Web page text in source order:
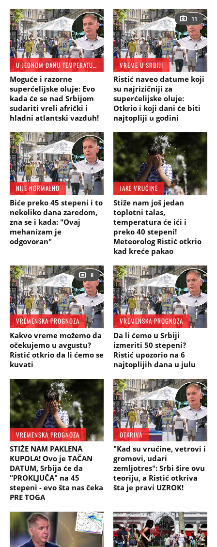
U JEDNOM DANU TEMPERATURA PADA ZA 15 STEPENI
Moguće i razorne
superćelijske oluje: Evo
kada će se nad Srbijom
sudariti vreli afrički i
hladni atlantski vazduh!
11
VREME U SRBIJI
Ristić naveo datume koji
su najrizičniji za
superćelijske oluje:
Otkrio i koji dani će biti
najtopliji u godini
NIJE NORMALNO
Biće preko 45 stepeni i to
nekoliko dana zaredom,
zna se i kada: "Ovaj
mehanizam je
odgovoran"
JAKE VRUĆINE
Stiže nam još jedan
toplotni talas,
temperatura će ići i
preko 40 stepeni!
Meteorolog Ristić otkrio
kad kreće pakao
8
VREMENSKA PROGNOZA
Kakvo vreme možemo da
očekujemo u avgustu?
Ristić otkrio da li ćemo se
kuvati
VREMENSKA PROGNOZA
Da li ćemo u Srbiji
izmeriti 50 stepeni?
Ristić upozorio na 6
najtoplijih dana u julu
VREMENSKA PROGNOZA
STIŽE NAM PAKLENA
KUPOLA! Ovo je TAČAN
DATUM, Srbija će da
"PROKLJUČA" na 45
stepeni - evo šta nas čeka
PRE TOGA
OTKRIVA
"Kad su vrućine, vetrovi i
gromovi, udari
zemljotres": Srbi šire ovu
teoriju, a Ristić otkriva
šta je pravi UZROK!